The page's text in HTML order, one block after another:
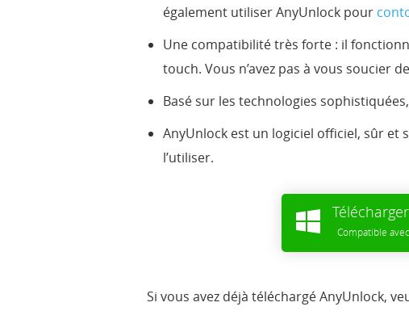
également utiliser AnyUnlock pour
Une compatibilité très forte : il
touch. Vous n’avez pas à vous soucier
Basé sur les technologies
AnyUnlock est un logiciel officiel, sûr et
l’utiliser.
Compatible
Si vous avez déjà téléchargé AnyUnlock,